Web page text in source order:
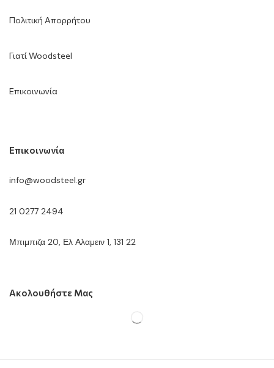
Πολιτική Απορρήτου
Γιατί Woodsteel
Επικοινωνία
Επικοινωνία
info@woodsteel.gr
21 0277 2494
Μπιμπιζα 20, Ελ Αλαμειν 1, 131 22
Ακολουθήστε Μας